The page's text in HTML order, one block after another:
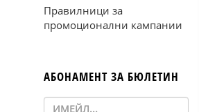
Правилници за
промоционални кампании
АБОНАМЕНТ ЗА БЮЛЕТИН